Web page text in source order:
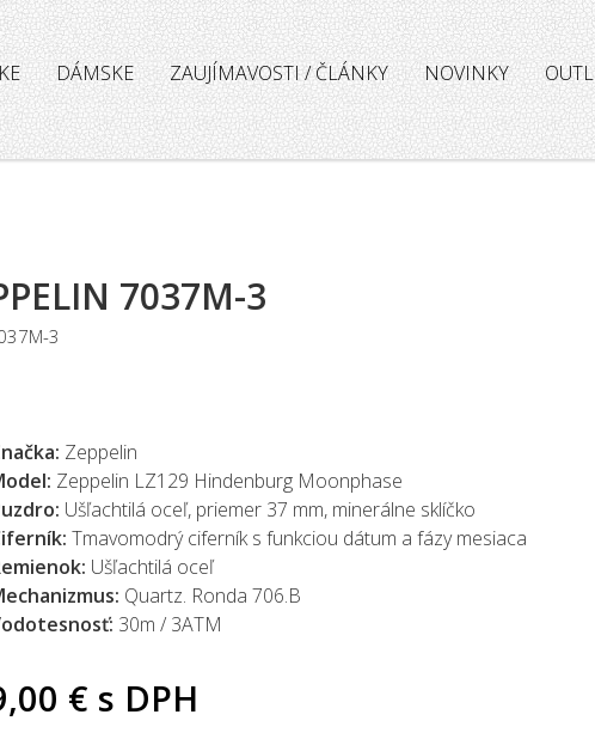
DÁMSKE ZAUJÍMAVOSTI / ČLÁNKY NOVINKY
7037M-3
3
Zeppelin
Zeppelin LZ129 Hindenburg Moonphase
Ušľachtilá oceľ, priemer 37 mm, minerálne sklíčko
Tmavomodrý ciferník s funkciou dátum a fázy mesiaca
Ušľachtilá oceľ
Quartz. Ronda 706.B
30m / 3ATM
€ s DPH